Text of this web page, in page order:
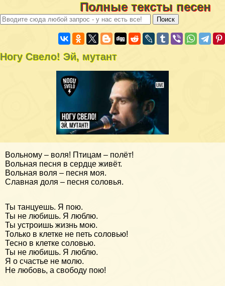
Полные тексты песен
Ногу Свело! Эй, мутант
Вольному – воля! Птицам – полёт!
Вольная песня в сердце живёт.
Вольная воля – песня моя.
Славная доля – песня соловья.
Ты танцуешь. Я пою.
Ты не любишь. Я люблю.
Ты устроишь жизнь мою.
Только в клетке не петь соловью!
Тесно в клетке соловью.
Ты не любишь. Я люблю.
Я о счастье не молю.
Не любовь, а свободу пою!